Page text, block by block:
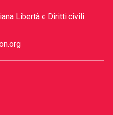
Libertà e Diritti civili